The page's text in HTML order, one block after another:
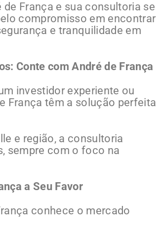
França e sua consultoria se
compromisso em encontrar
e tranquilidade em
Conte com André de França
investidor experiente ou
França têm a solução perfeita
e região, a consultoria
sempre com o foco na
a Seu Favor
conhece o mercado